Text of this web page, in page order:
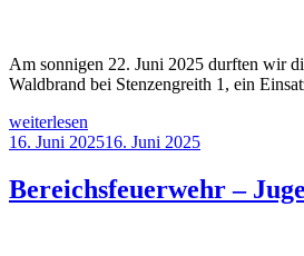
Am sonnigen 22. Juni 2025 durften wir
Waldbrand bei Stenzengreith 1, ein
„Drei-
Wehren-
2025“
weiterlesen
Veröffentlicht
16. Juni 202516. Juni 2025
Bereichsfeuerwehr –